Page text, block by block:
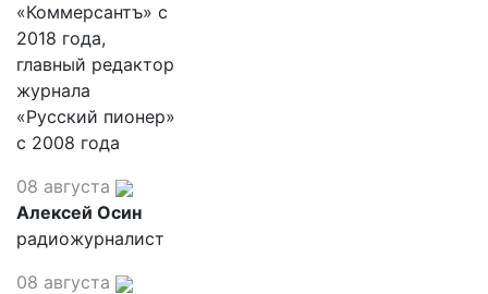
«Коммерсантъ» с
2018 года,
главный редактор
журнала
«Русский пионер»
с 2008 года
08 августа
Алексей Осин
радиожурналист
08 августа